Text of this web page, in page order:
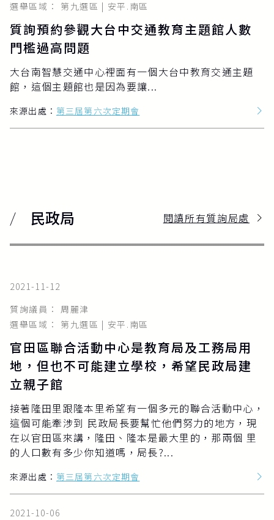
選舉區域： 第九選區 | 安平.南區
質詢預約參觀大台中交通教育主題館人數
門檻過高問題
大台南智慧交通中心裡面有一個大台中教育交通主題
館，這個主題館也是因為要讓...
來源出處： 第三屆第六次定期會
民政局 閱讀所有質詢局處
2021-11-12
質詢議員： 周麗津
選舉區域： 第九選區 | 安平.南區
官田區聯合活動中心是教育局及工務局用
地，但也不可能建立學校，希望民政局建
立親子館
接著隆田里跟隆本里希望有一個多元的聯合活動中心，
這個可能牽涉到 民政局長要幫忙他們努力的地方，現
在以官田區來講，隆田、隆本是最大里的，那兩個 里
的人口數有多少你知道嗎，局長?...
來源出處： 第三屆第六次定期會
2021-10-06